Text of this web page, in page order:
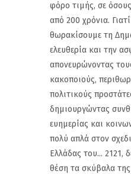
φόρο τιμής, σε
από 200 χρόνια.
θωρακίσουμε τη
ελευθερία και την
απονευρώνοντας
κακοποιούς,
πολιτικούς
δημιουργώντας
ευημερίας και
πολύ απλά στον
Ελλάδας του... 2121,
θέση τα σκύβαλα της